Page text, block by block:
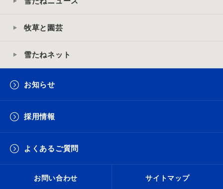
牧草と園芸
雪たねネット
お知らせ
採用情報
よくあるご質問
お問い合わせ サイトマップ